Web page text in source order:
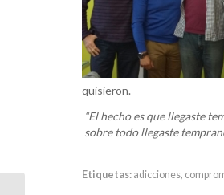
quisieron.
“El hecho es que llegaste
sobre todo llegaste
Etiquetas: adicciones,